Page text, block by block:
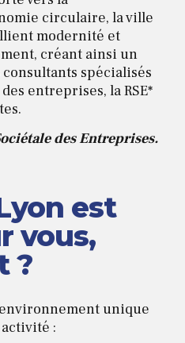
circulaire, la ville
modernité et
créant ainsi un
spécialisés
entreprises, la RSE*
des Entreprises.
est
vous,
?
unique
: